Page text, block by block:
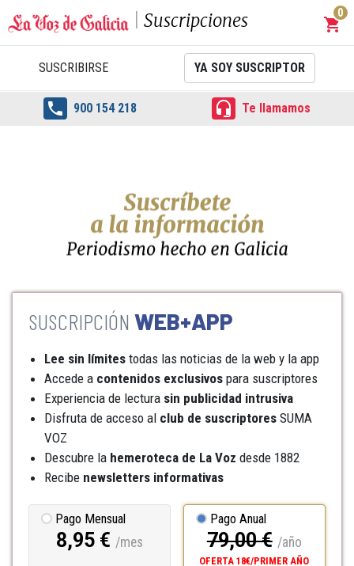
Suscripciones shopping_cart
0
SUSCRIBIRSE YA SOY SUSCRIPTOR
 900 154 218  Te llamamos
WEB+APP
Lee sin límites todas las noticias de la web y la app
Accede a contenidos exclusivos para suscriptores
Experiencia de lectura sin publicidad intrusiva
Disfruta de acceso al club de suscriptores SUMA
VOZ
Descubre la hemeroteca de La Voz desde 1882
Recibe newsletters informativas
Pago Mensual
8,95 € /mes
Pago Anual
79,00 € /año
OFERTA 18€/PRIMER AÑO